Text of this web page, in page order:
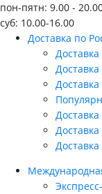
пон-пятн: 9.00 -
суб: 10.00-16.00
Доставка по